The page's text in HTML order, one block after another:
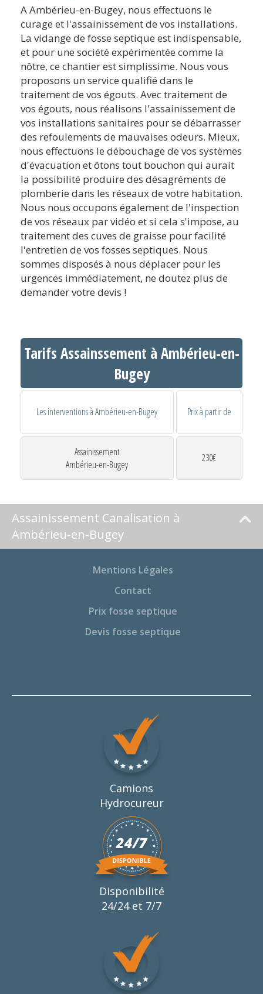
A Ambérieu-en-Bugey, nous effectuons le
curage et l'assainissement de vos installations.
La vidange de fosse septique est indispensable,
et pour une société expérimentée comme la
nôtre, ce chantier est simplissime. Nous vous
proposons un service qualifié dans le
traitement de vos égouts. Avec traitement de
vos égouts, nous réalisons l'assainissement de
vos installations sanitaires pour se débarrasser
des refoulements de mauvaises odeurs. Mieux,
nous effectuons le débouchage de vos systèmes
d'évacuation et ôtons tout bouchon qui aurait
la possibilité produire des désagréments de
plomberie dans les réseaux de votre habitation.
Nous nous occupons également de l'inspection
de vos réseaux par vidéo et si cela s'impose, au
traitement des cuves de graisse pour facilité
l'entretien de vos fosses septiques. Nous
sommes disposés à nous déplacer pour les
urgences immédiatement, ne doutez plus de
demander votre devis !
Tarifs Assainssement à Ambérieu-en-
Bugey
Les interventions à Ambérieu-en-Bugey Prix à partir de
Assainissement
Ambérieu-en-Bugey
230€
Assainissement Canalisation à
Ambérieu-en-Bugey
Mentions Légales
Contact
Prix fosse septique
Devis fosse septique
Camions
Hydrocureur
Disponibilité
24/24 et 7/7